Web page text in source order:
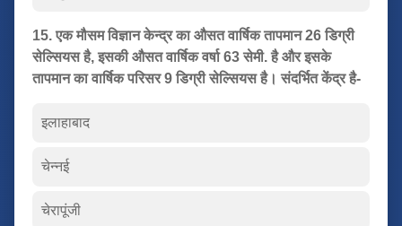
15. एक मौसम विज्ञान केन्द्र का औसत वार्षिक तापमान 26 डिग्री
सेल्सियस है, इसकी औसत वार्षिक वर्षा 63 सेमी. है और इसके
तापमान का वार्षिक परिसर 9 डिग्री सेल्सियस है। संदर्भित केंद्र है-
इलाहाबाद
चेन्नई
चेरापूंजी